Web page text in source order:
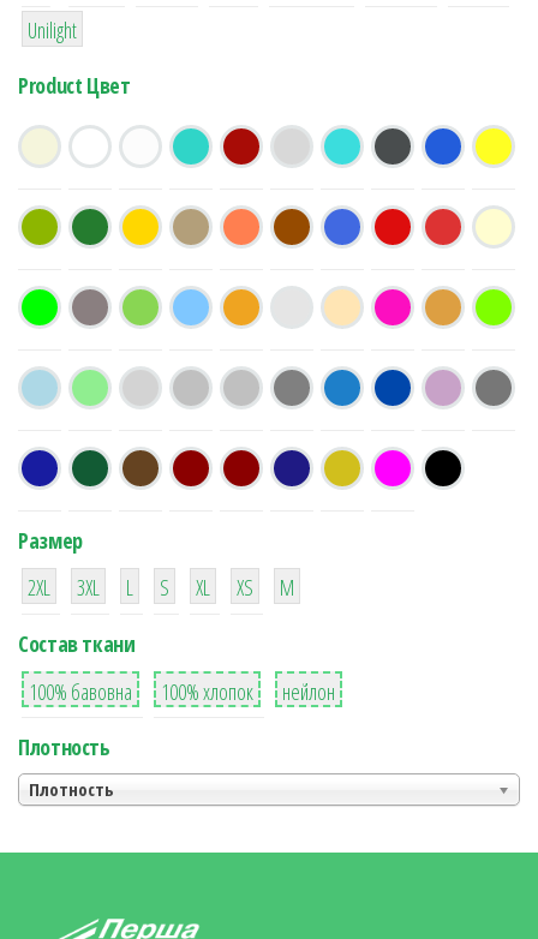
1
Unilight
Product Цвет
Размер
38
2XL
16
3XL
42
L
42
S
42
XL XS
М
Состав ткани
8
100% бавовна
36
100% хлопок
2
нейлон
Плотность
Плотность